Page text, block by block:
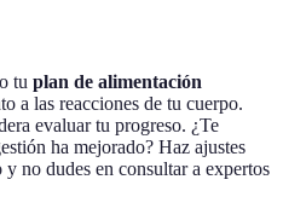
tu plan de alimentación
a las reacciones de tu cuerpo.
evaluar tu progreso. ¿Te
ha mejorado? Haz ajustes
y no dudes en consultar a expertos